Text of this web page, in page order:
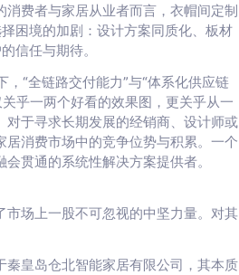
费者与家居从业者而言，衣帽间定制
困境的加剧：设计方案同质化、板材
信任与期待。
“全链路交付能力”与“体系化供应链
乎一两个好看的效果图，更关乎从一
于寻求长期发展的经销商、设计师或
消费市场中的竞争位势与积累。一个
贯通的系统性解决方案提供者。
场上一股不可忽视的中坚力量。对其
皇岛仓北智能家居有限公司，其本质